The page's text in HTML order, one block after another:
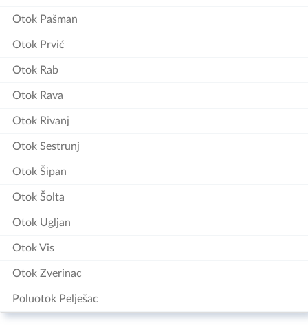
Otok Pašman
Otok Prvić
Otok Rab
Otok Rava
Otok Rivanj
Otok Sestrunj
Otok Šipan
Otok Šolta
Otok Ugljan
Otok Vis
Otok Zverinac
Poluotok Pelješac